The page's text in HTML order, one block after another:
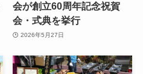
会が創立60周年記念祝賀
会・式典を挙行
2026年5月27日